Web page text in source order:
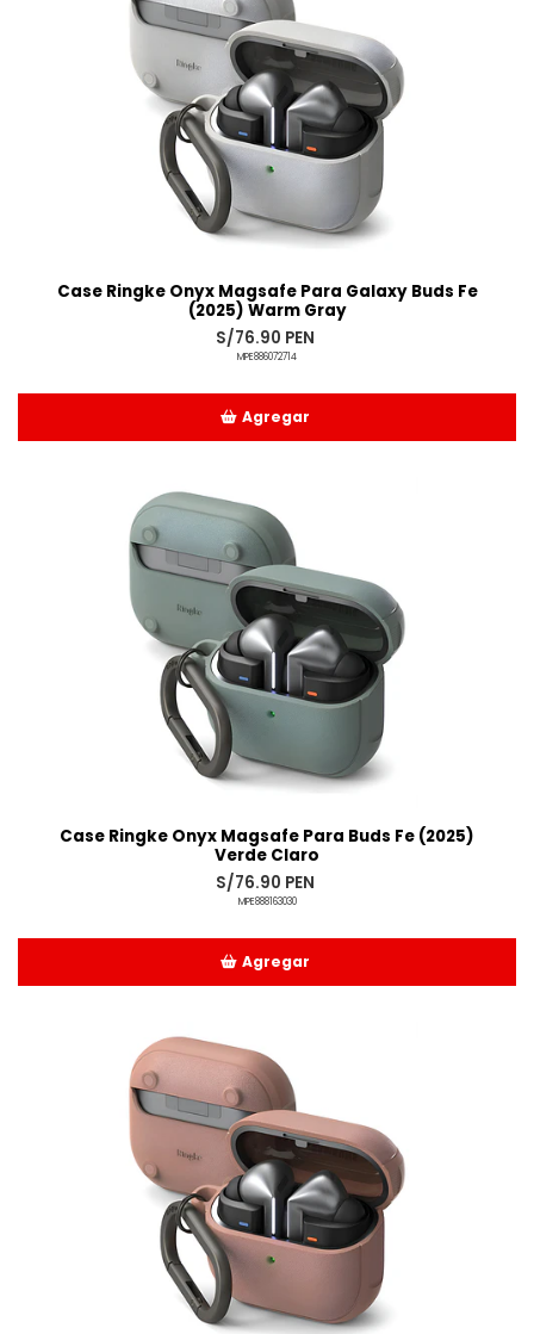
Case Ringke Onyx Magsafe Para Galaxy Buds Fe
(2025) Warm Gray
S/76.90 PEN
MPE886072714
Agregar
Case Ringke Onyx Magsafe Para Buds Fe (2025)
Verde Claro
S/76.90 PEN
MPE888163030
Agregar